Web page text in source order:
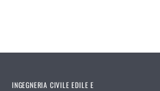
INGEGNERIA CIVILE EDILE E